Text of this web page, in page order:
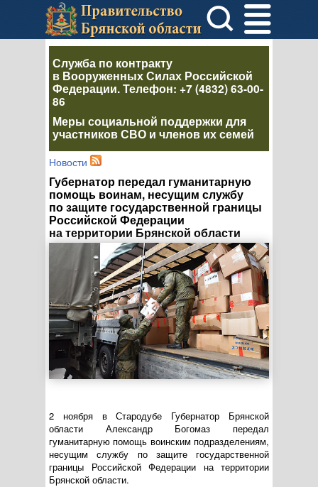
Служба по контракту
в Вооруженных Силах Российской
Федерации. Телефон: +7 (4832) 63-00-
86
Меры социальной поддержки для
участников СВО и членов их семей
Новости
Губернатор передал гуманитарную
помощь воинам, несущим службу
по защите государственной границы
Российской Федерации
на территории Брянской области
2 ноября в Стародубе Губернатор Брянской
области Александр Богомаз передал
гуманитарную помощь воинским подразделениям,
несущим службу по защите государственной
границы Российской Федерации на территории
Брянской области.